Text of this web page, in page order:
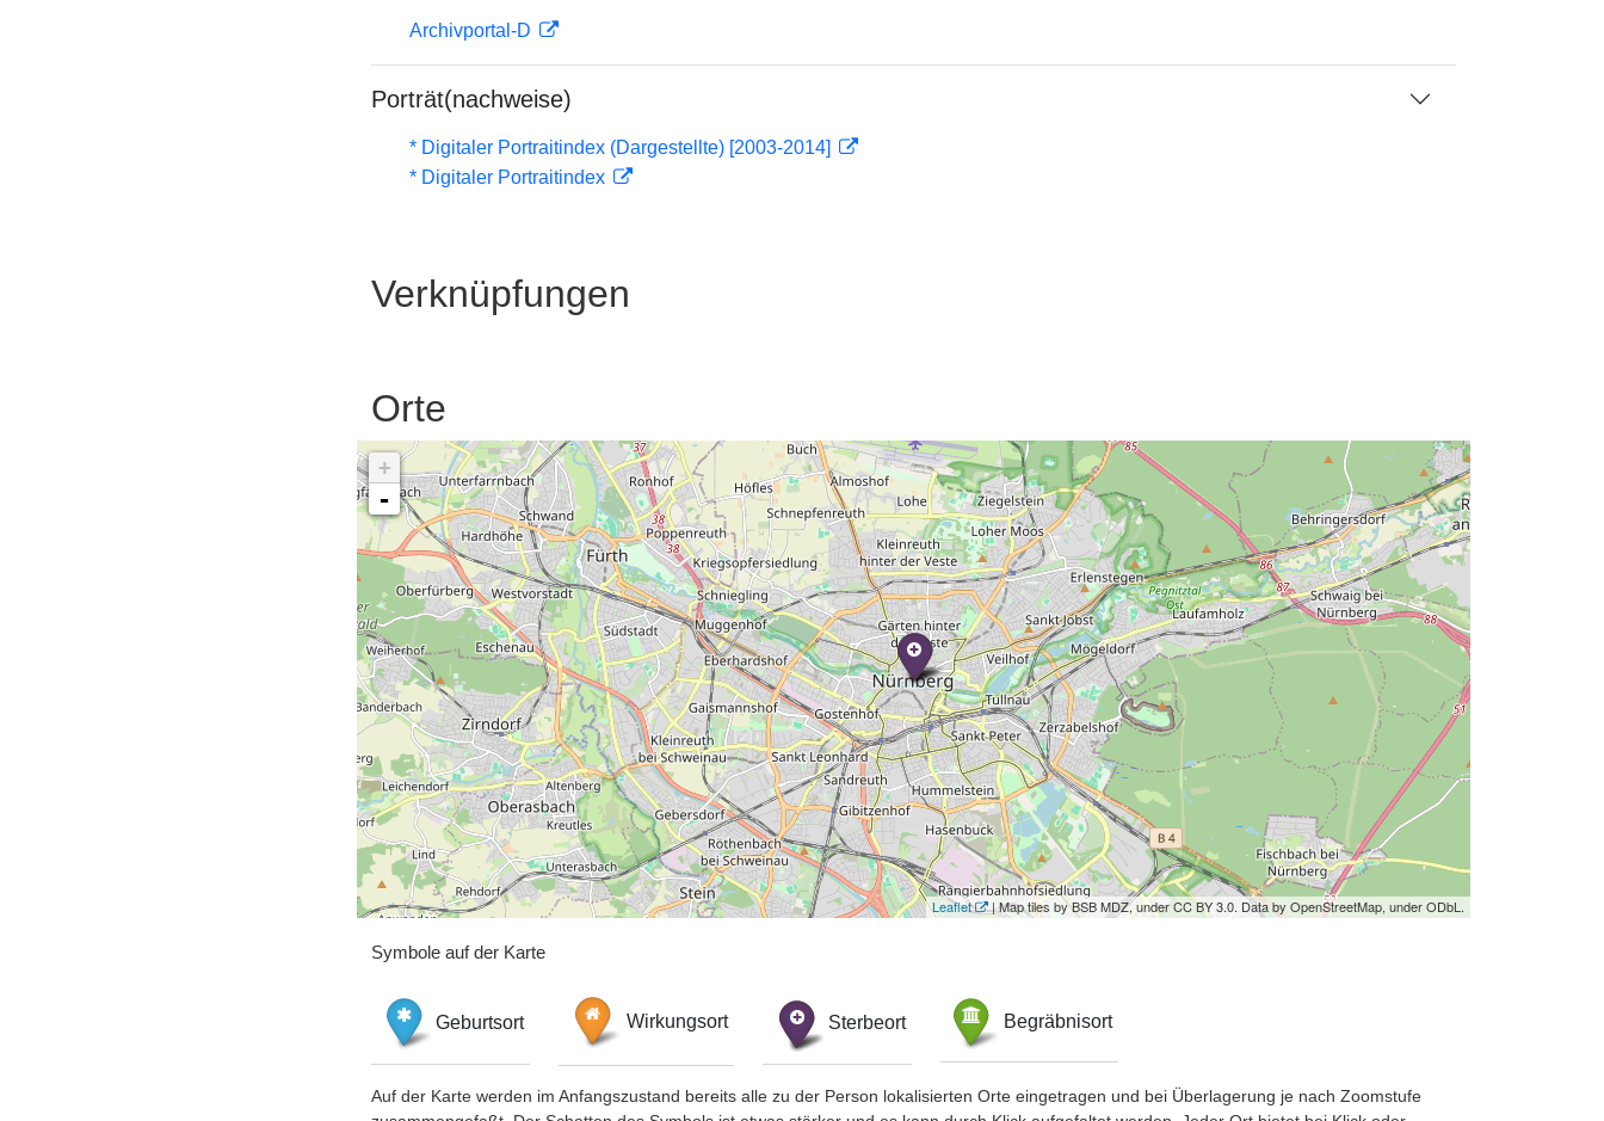
Archivportal-D
Porträt(nachweise)
* Digitaler Portraitindex (Dargestellte) [2003-2014]
* Digitaler Portraitindex
Verknüpfungen
Orte
+
-
Leaflet | Map tiles by BSB MDZ, under CC BY 3.0. Data by OpenStreetMap, under ODbL.
Symbole auf der Karte
Geburtsort Wirkungsort Sterbeort Begräbnisort
Auf der Karte werden im Anfangszustand bereits alle zu der Person lokalisierten Orte eingetragen und bei Überlagerung je nach Zoomstufe